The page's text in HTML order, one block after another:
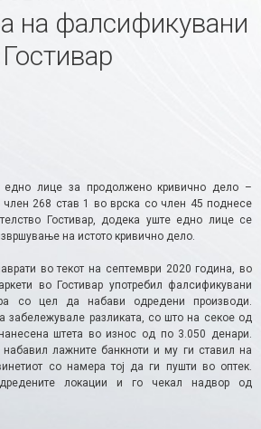
на фалсификувани
едно лице за продолжено кривично дело –
268 став 1 во врска со член 45 поднесе
Гостивар, додека уште едно лице се
на истото кривично дело.
во текот на септември 2020 година, во
во Гостивар употребил фалсификувани
со цел да набави одредени производи.
забележувале разликата, со што на секое од
штета во износ од по 3.050 денари.
набавил лажните банкноти и му ги ставил на
со намера тој да ги пушти во оптек.
локации и го чекал надвор од